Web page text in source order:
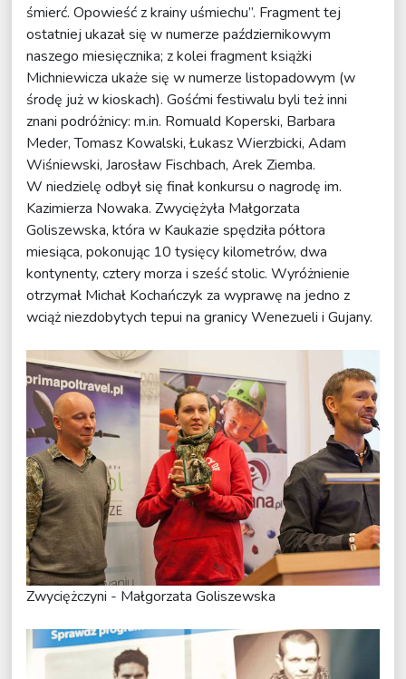
śmierć. Opowieść z krainy uśmiechu”. Fragment tej
ostatniej ukazał się w numerze październikowym
naszego miesięcznika; z kolei fragment książki
Michniewicza ukaże się w numerze listopadowym (w
środę już w kioskach). Gośćmi festiwalu byli też inni
znani podróżnicy: m.in. Romuald Koperski, Barbara
Meder, Tomasz Kowalski, Łukasz Wierzbicki, Adam
Wiśniewski, Jarosław Fischbach, Arek Ziemba.
W niedzielę odbył się finał konkursu o nagrodę im.
Kazimierza Nowaka. Zwyciężyła Małgorzata
Goliszewska, która w Kaukazie spędziła półtora
miesiąca, pokonując 10 tysięcy kilometrów, dwa
kontynenty, cztery morza i sześć stolic. Wyróżnienie
otrzymał Michał Kochańczyk za wyprawę na jedno z
wciąż niezdobytych tepui na granicy Wenezueli i Gujany.
Zwyciężczyni - Małgorzata Goliszewska